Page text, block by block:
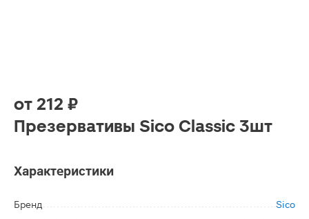
от 212 ₽
Презервативы Sico Classic 3шт
Характеристики
Бренд
Sico